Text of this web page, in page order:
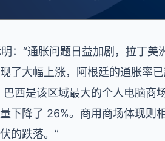
：“通胀问题日益加剧，拉丁美
了大幅上涨，阿根廷的通胀率
西是该区域最大的个人电脑商
下降了 26%。商用商场体现则
的跌落。”